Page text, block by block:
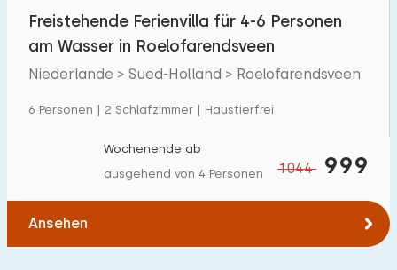
Freistehende Ferienvilla für 4-6 Personen
am Wasser in Roelofarendsveen
Niederlande > Sued-Holland > Roelofarendsveen
6 Personen | 2 Schlafzimmer | Haustierfrei
1044 999
Wochenende ab
ausgehend von 4 Personen
Ansehen